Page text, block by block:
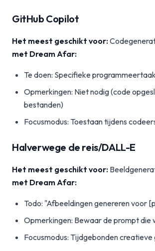
GitHub Copilot
Het meest geschikt voor:
met Dream Afar:
Te doen: Specifieke programmeertaak
Opmerkingen: Niet nodig (code
bestanden)
Focusmodus: Toestaan tijdens
Halverwege de reis/DALL-E
Het meest geschikt voor:
met Dream Afar:
Todo: "Afbeeldingen genereren voor
Opmerkingen: Bewaar de prompt die
Focusmodus: Tijdgebonden